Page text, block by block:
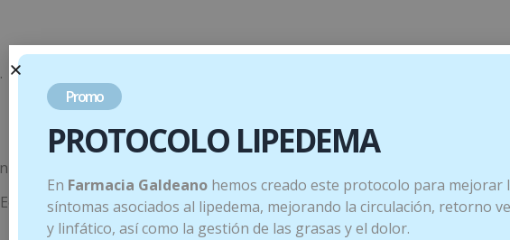
tapioca); Glicerina; Agua; Antioxidante : extracto rico en tocoferol.
(Control Certisys BE-BIO-01).
Promo
PROTOCOLO LIPEDEMA
En Farmacia Galdeano hemos creado este protocolo para mejorar
síntomas asociados al lipedema, mejorando la circulación, retorno
y linfático, así como la gestión de las grasas y el dolor.